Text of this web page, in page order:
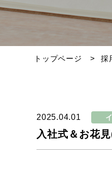
トップページ 採
2025.04.01
入社式＆お花